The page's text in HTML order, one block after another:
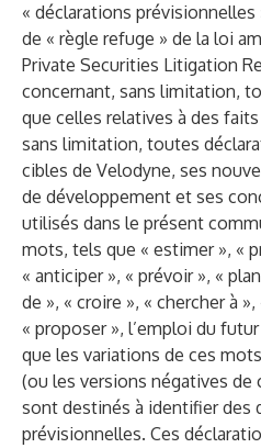
« déclarations
de « règle refuge » de la loi
Private Securities Litigation
concernant, sans limitation,
que celles relatives à des
sans limitation, toutes
cibles de Velodyne, ses
de développement et ses
utilisés dans le présent
mots, tels que « estimer », «
« anticiper », « prévoir », «
de », « croire », « chercher à
« proposer », l’emploi du
que les variations de ces
(ou les versions négatives
sont destinés à identifier des
prévisionnelles. Ces